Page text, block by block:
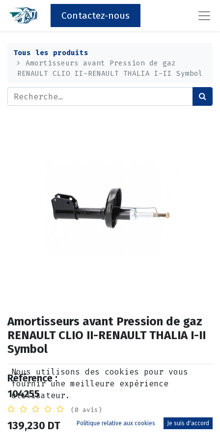
Contactez-nous
Tous les produits
Amortisseurs avant Pression de gaz
RENAULT CLIO II-RENAULT THALIA I-II Symbol
Amortisseurs avant Pression de gaz
RENAULT CLIO II-RENAULT THALIA I-II
Symbol
Référence :
104255
(0 avis)
139,230 DT
Nous utilisons des cookies pour vous
fournir une meilleure expérience
utilisateur.
Politique relative aux cookies Je suis d'accord